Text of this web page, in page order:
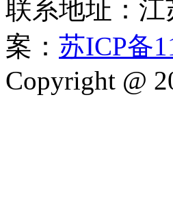
联系地址：
案： 苏ICP备
Copyright @